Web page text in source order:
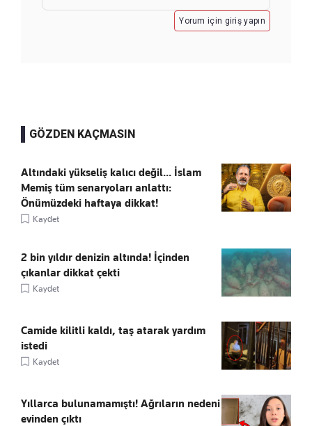
Yorum için giriş yapın
GÖZDEN KAÇMASIN
Altındaki yükseliş kalıcı değil... İslam
Memiş tüm senaryoları anlattı:
Önümüzdeki haftaya dikkat!
Kaydet
2 bin yıldır denizin altında! İçinden
çıkanlar dikkat çekti
Kaydet
Camide kilitli kaldı, taş atarak yardım
istedi
Kaydet
Yıllarca bulunamamıştı! Ağrıların nedeni
evinden çıktı